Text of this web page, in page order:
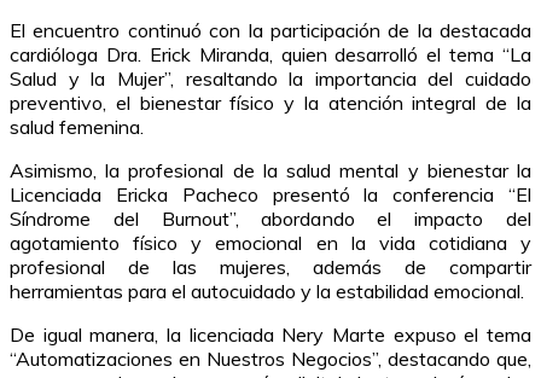
El encuentro continuó con la participación de la destacada
cardióloga Dra. Erick Miranda, quien desarrolló el tema “La
Salud y la Mujer”, resaltando la importancia del cuidado
preventivo, el bienestar físico y la atención integral de la
salud femenina.
Asimismo, la profesional de la salud mental y bienestar la
Licenciada Ericka Pacheco presentó la conferencia “El
Síndrome del Burnout”, abordando el impacto del
agotamiento físico y emocional en la vida cotidiana y
profesional de las mujeres, además de compartir
herramientas para el autocuidado y la estabilidad emocional.
De igual manera, la licenciada Nery Marte expuso el tema
“Automatizaciones en Nuestros Negocios”, destacando que,